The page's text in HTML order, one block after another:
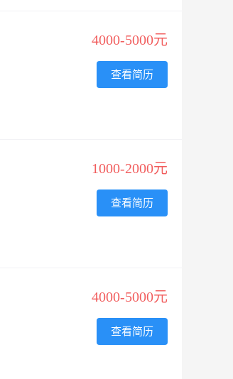
4000-5000元
查看简历
1000-2000元
查看简历
4000-5000元
查看简历